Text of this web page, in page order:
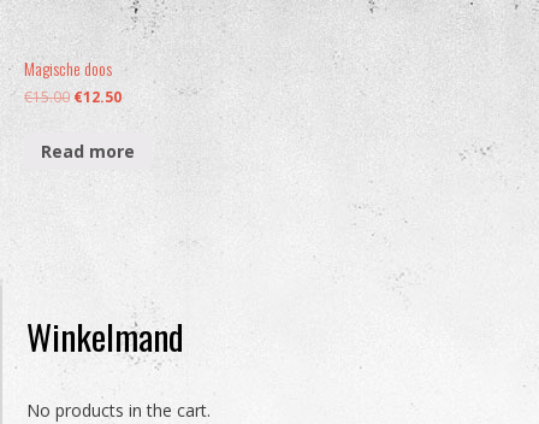
Magische doos
€15.00 €12.50
Read more
Winkelmand
No products in the cart.